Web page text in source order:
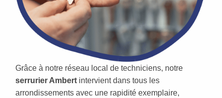
Grâce à notre réseau local de techniciens, notre
serrurier Ambert intervient dans tous les
arrondissements avec une rapidité exemplaire,